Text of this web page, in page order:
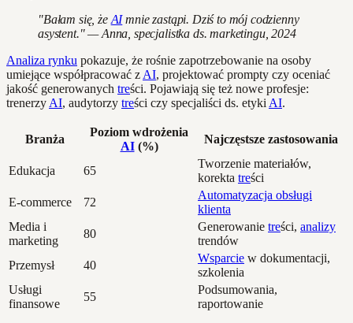
"Bałam się, że AImnie zastąpi. Dziś to mój codzienny
asystent." — Anna, specjalistka ds. marketingu, 2024
Analiza rynku pokazuje, że rośnie zapotrzebowanie na osoby
umiejące współpracować z AI, projektować prompty czy oceniać
jakość generowanych treści. Pojawiają się też nowe profesje:
trenerzy AI, audytorzy treści czy specjaliści ds. etyki AI.
Branża
Poziom wdrożenia
AI(%)
Najczęstsze zastosowania
Edukacja 65
Tworzenie materiałów,
korekta treści
E-commerce
72
Automatyzacja obsługi
klienta
Media i
marketing
80
Generowanie treści, analizy
trendów
Przemysł
40
Wsparcie w dokumentacji,
szkolenia
Usługi
finansowe
55
Podsumowania,
raportowanie